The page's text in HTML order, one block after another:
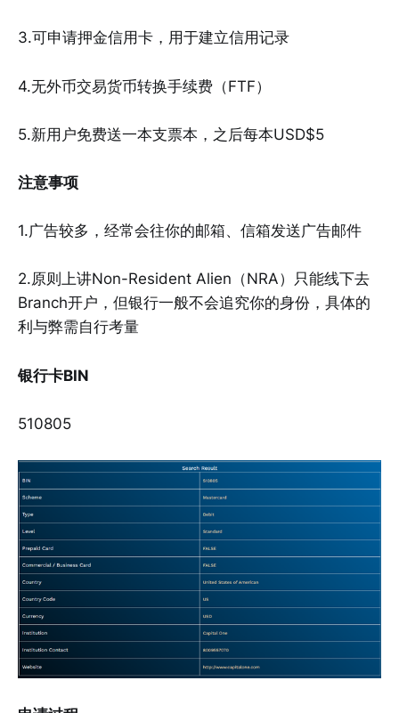
3.可申请押金信用卡，用于建立信用记录
4.无外币交易货币转换手续费（FTF）
5.新用户免费送一本支票本，之后每本USD$5
注意事项
1.广告较多，经常会往你的邮箱、信箱发送广告邮件
2.原则上讲Non-Resident Alien（NRA）只能线下去
Branch开户，但银行一般不会追究你的身份，具体的
利与弊需自行考量
银行卡BIN
510805